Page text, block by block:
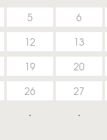
5 6
12 13
19 20
26 27